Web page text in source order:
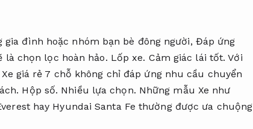
đình hoặc nhóm bạn bè đông người, Đáp ứng
là chọn lọc hoàn hảo. Lốp xe. Cảm giác lái tốt. Với
Xe giá rẻ 7 chỗ không chỉ đáp ứng nhu cầu chuyển
Hộp số. Nhiều lựa chọn. Những mẫu Xe như
hay Hyundai Santa Fe thường được ưa chuộng